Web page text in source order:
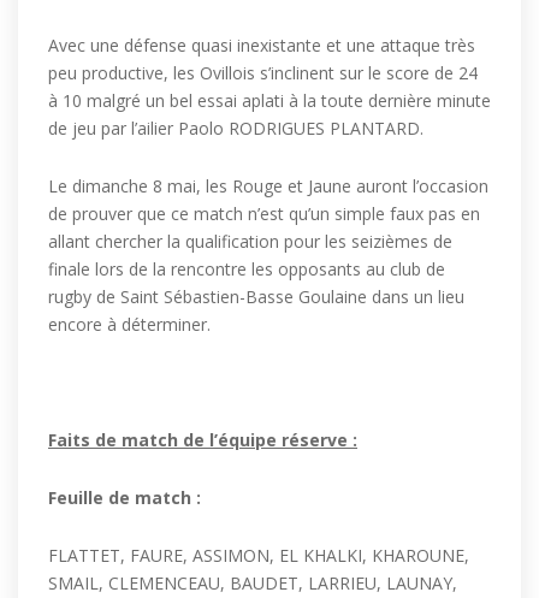
Avec une défense quasi inexistante et une attaque très
peu productive, les Ovillois s’inclinent sur le score de 24
à 10 malgré un bel essai aplati à la toute dernière minute
de jeu par l’ailier Paolo RODRIGUES PLANTARD.
Le dimanche 8 mai, les Rouge et Jaune auront l’occasion
de prouver que ce match n’est qu’un simple faux pas en
allant chercher la qualification pour les seizièmes de
finale lors de la rencontre les opposants au club de
rugby de Saint Sébastien-Basse Goulaine dans un lieu
encore à déterminer.
Faits de match de l’équipe réserve :
Feuille de match :
FLATTET, FAURE, ASSIMON, EL KHALKI, KHAROUNE,
SMAIL, CLEMENCEAU, BAUDET, LARRIEU, LAUNAY,